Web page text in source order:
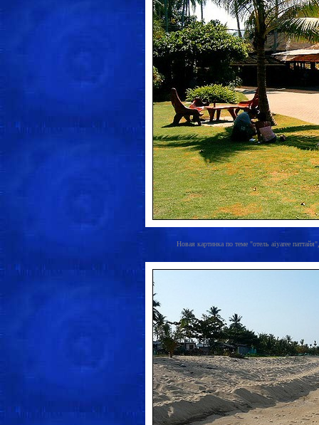
Новая картинка по теме "отель aiyaree